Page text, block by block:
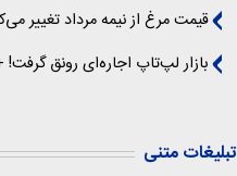
قیمت مرغ از نیمه مرداد تغییر
بازار لپ‌تاپ اجاره‌ای رونق
تبلیغات متنی